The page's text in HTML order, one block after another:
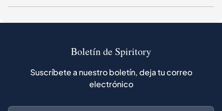
Boletín de Spiritory
Suscríbete a nuestro boletín, deja tu correo
electrónico